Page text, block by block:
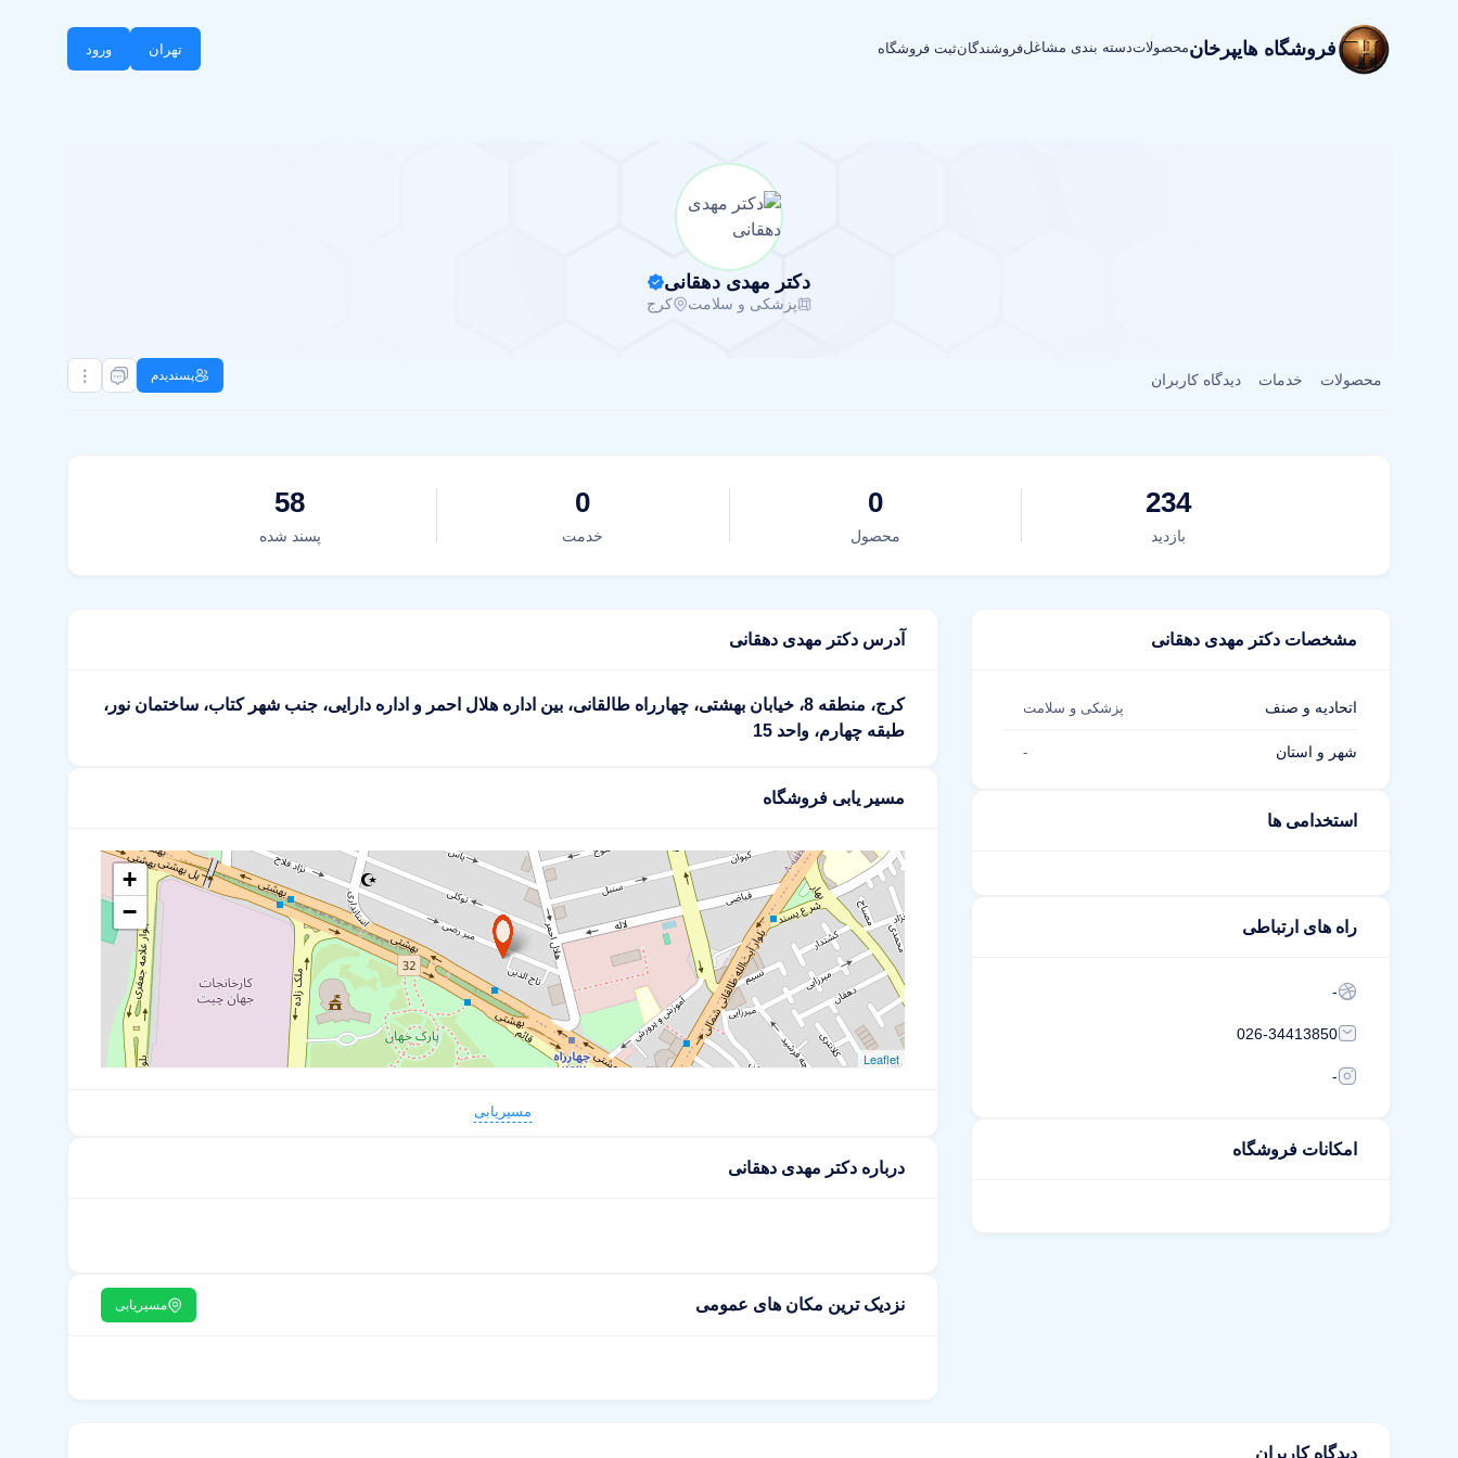
فروشگاه هایپرخانمحصولاتدسته بندی مشاغلفروشندگانثبت فروشگاه تهران ورود
دکتر مهدی دهقانی
پزشکی و سلامت کرج
محصولات خدمات دیدگاه کاربران پسندیدم
234
بازدید
0
محصول
0
خدمت
58
پسند شده
مشخصات دکتر مهدی دهقانی
اتحادیه و صنف پزشکی و سلامت
شهر و استان -
استخدامی ها
راه های ارتباطی
-
026-34413850
-
امکانات فروشگاه
آدرس دکتر مهدی دهقانی
کرج، منطقه 8، خیابان بهشتی، چهارراه طالقانی، بین اداره هلال احمر و اداره دارایی، جنب شهر کتاب، ساختمان نور،
طبقه چهارم، واحد 15
مسیر یابی فروشگاه
+
−
Leaflet
مسیریابی
درباره دکتر مهدی دهقانی
نزدیک ترین مکان های عمومی مسیریابی
دیدگاه کاربران